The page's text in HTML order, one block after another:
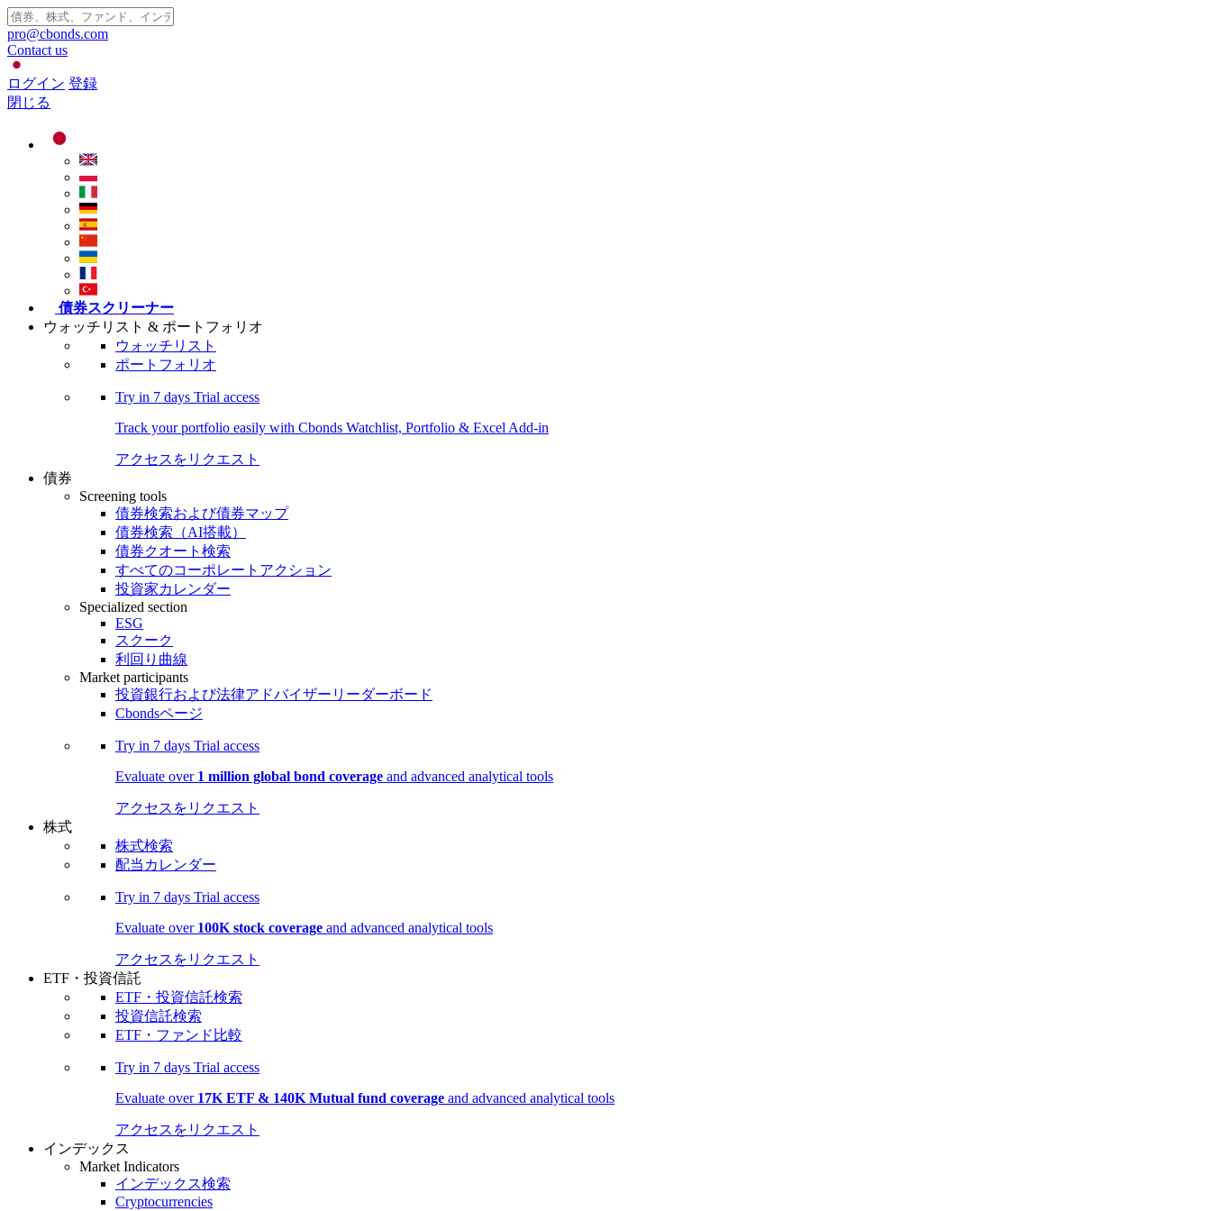
pro@cbonds.com
Contact us
ログイン 登録
閉じる
債券スクリーナー
ウォッチリスト & ポートフォリオ
ウォッチリスト
ポートフォリオ
Try in 7 days Trial access
Track your portfolio easily with Cbonds Watchlist, Portfolio & Excel Add-in
アクセスをリクエスト
債券
Screening tools
債券検索および債券マップ
債券検索（AI搭載）
債券クオート検索
すべてのコーポレートアクション
投資家カレンダー
Specialized section
ESG
スクーク
利回り曲線
Market participants
投資銀行および法律アドバイザーリーダーボード
Cbondsページ
Try in 7 days Trial access
Evaluate over 1 million global bond coverage and advanced analytical tools
アクセスをリクエスト
株式
株式検索
配当カレンダー
Try in 7 days Trial access
Evaluate over 100K stock coverage and advanced analytical tools
アクセスをリクエスト
ETF・投資信託
ETF・投資信託検索
投資信託検索
ETF・ファンド比較
Try in 7 days Trial access
Evaluate over 17K ETF & 140K Mutual fund coverage and advanced analytical tools
アクセスをリクエスト
インデックス
Market Indicators
インデックス検索
Cryptocurrencies